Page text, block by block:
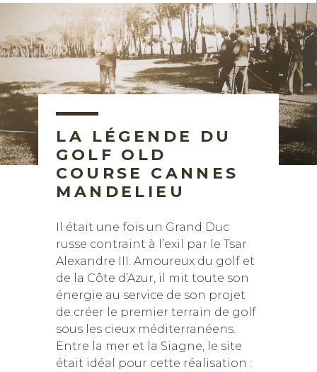
Réserver
LA LÉGENDE DU
GOLF OLD
COURSE CANNES
MANDELIEU
Il était une fois un Grand Duc
russe contraint à l’exil par le Tsar
Alexandre III. Amoureux du golf et
de la Côte d’Azur, il mit toute son
énergie au service de son projet
de créer le premier terrain de golf
sous les cieux méditerranéens.
Entre la mer et la Siagne, le site
était idéal pour cette réalisation :